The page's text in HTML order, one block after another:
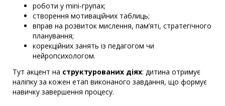
роботи у mini-групах;
створення мотиваційних таблиць;
вправ на розвиток мислення, пам’яті, стратегічного
планування;
корекційних занять із педагогом чи
нейропсихологом.
Тут акцент на структурованих діях: дитина отримує
наліпку за кожен етап виконаного завдання, що формує
навичку завершення процесу.